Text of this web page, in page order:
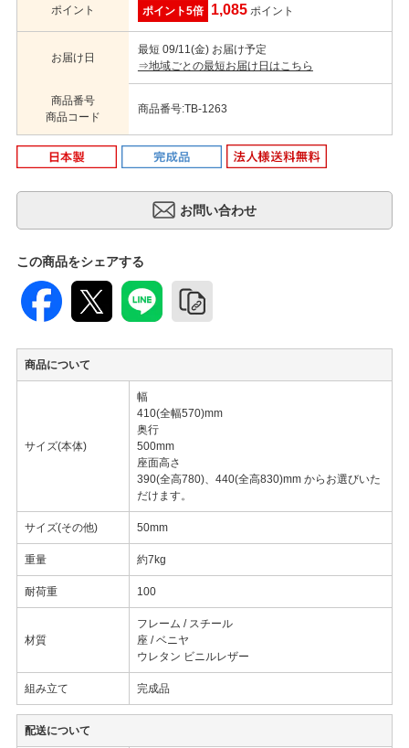
ポイント ポイント5倍 1,085 ポイント
お届け日
最短 09/11(金) お届け予定
⇒地域ごとの最短お届け日はこちら
商品番号
商品コード
商品番号:TB-1263
この商品をシェアする
商品について
サイズ(本体)
幅
410(全幅570)mm
奥行
500mm
座面高さ
390(全高780)、440(全高830)mm からお選びいた
だけます。
サイズ(その他) 50mm
重量 約7kg
耐荷重 100
材質
フレーム / スチール
座 / ベニヤ
ウレタン ビニルレザー
組み立て 完成品
配送について